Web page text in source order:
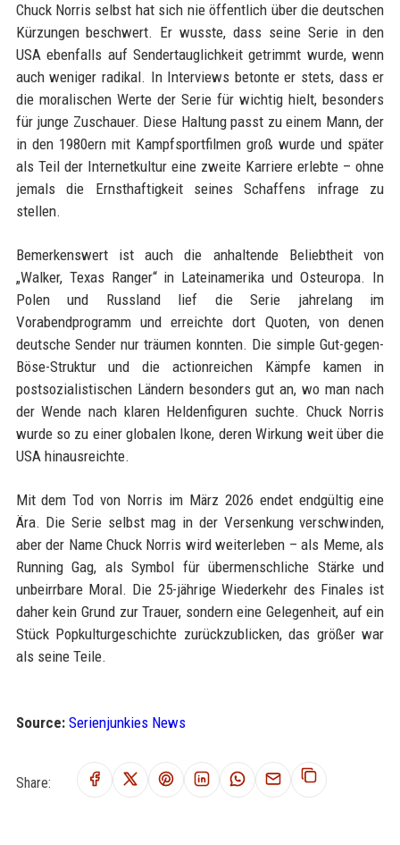
Chuck Norris selbst hat sich nie öffentlich über die deutschen
Kürzungen beschwert. Er wusste, dass seine Serie in den
USA ebenfalls auf Sendertauglichkeit getrimmt wurde, wenn
auch weniger radikal. In Interviews betonte er stets, dass er
die moralischen Werte der Serie für wichtig hielt, besonders
für junge Zuschauer. Diese Haltung passt zu einem Mann, der
in den 1980ern mit Kampfsportfilmen groß wurde und später
als Teil der Internetkultur eine zweite Karriere erlebte – ohne
jemals die Ernsthaftigkeit seines Schaffens infrage zu
stellen.
Bemerkenswert ist auch die anhaltende Beliebtheit von
„Walker, Texas Ranger“ in Lateinamerika und Osteuropa. In
Polen und Russland lief die Serie jahrelang im
Vorabendprogramm und erreichte dort Quoten, von denen
deutsche Sender nur träumen konnten. Die simple Gut-gegen-
Böse-Struktur und die actionreichen Kämpfe kamen in
postsozialistischen Ländern besonders gut an, wo man nach
der Wende nach klaren Heldenfiguren suchte. Chuck Norris
wurde so zu einer globalen Ikone, deren Wirkung weit über die
USA hinausreichte.
Mit dem Tod von Norris im März 2026 endet endgültig eine
Ära. Die Serie selbst mag in der Versenkung verschwinden,
aber der Name Chuck Norris wird weiterleben – als Meme, als
Running Gag, als Symbol für übermenschliche Stärke und
unbeirrbare Moral. Die 25-jährige Wiederkehr des Finales ist
daher kein Grund zur Trauer, sondern eine Gelegenheit, auf ein
Stück Popkulturgeschichte zurückzublicken, das größer war
als seine Teile.
Source: Serienjunkies News
Share: